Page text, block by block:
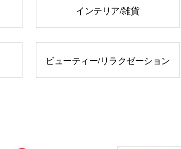
インテリア/雑貨
ビューティー/リラクゼーション